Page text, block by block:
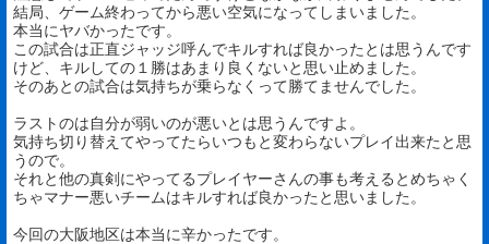
結局、ゲーム終わってから悪い空気になってしまいました。
本当にヤバかったです。
この試合は正直ジャッジ呼んでキルすれば良かったとは思うんです
けど、キルしての１勝はあまり良くないと思い止めました。
そのあとの試合は気持ちが乗らなくって勝てませんでした。
ラストのは自分が弱いのが悪いとは思うんですよ。
気持ち切り替えてやってたらいつもと変わらないプレイ出来たと思
うので。
それと他の真剣にやってるプレイヤーさんの事も考えるとめちゃく
ちゃマナー悪いチームはキルすれば良かったと思いました。
今回の大阪地区は本当に辛かったです。